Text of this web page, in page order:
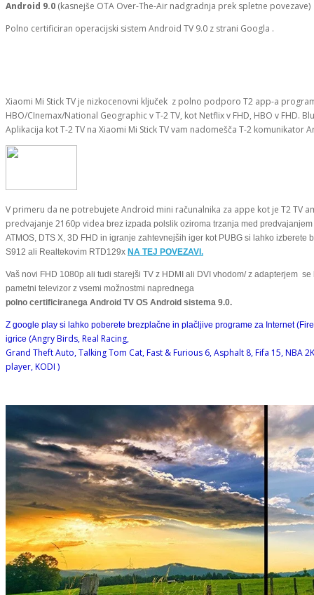
Android 9.0 (kasnejše OTA Over-The-Air nadgradnja prek spletne povezave)
Polno certificiran operacijski sistem Android TV 9.0 z strani Googla .
Xiaomi Mi Stick TV je nizkocenovni ključek z polno podporo T2 app-a
HBO/CInemax/National Geographic v T-2 TV, kot Netflix v FHD, HBO v FHD.
Aplikacija kot T-2 TV na Xiaomi Mi Stick TV vam nadomešča T-2 komunikator
V primeru da ne potrebujete Android mini računalnika za appe kot je T2 TV
predvajanje 2160p videa brez izpada polslik oziroma trzanja med
ATMOS, DTS X, 3D FHD in igranje zahtevnejših iger kot PUBG si lahko
S912 ali Realtekovim RTD129x NA TEJ POVEZAVI.
Vaš novi FHD 1080p ali tudi starejši TV z HDMI ali DVI vhodom/ z adapterjem
pametni televizor z vsemi možnostmi naprednega
polno certificiranega Android TV OS Android sistema 9.0.
Z google play si lahko poberete brezplačne in plačljive programe za Internet
igrice (Angry Birds, Real Racing,
Grand Theft Auto, Talking Tom Cat, Fast & Furious 6, Asphalt 8, Fifa 15, NBA
player, KODI )